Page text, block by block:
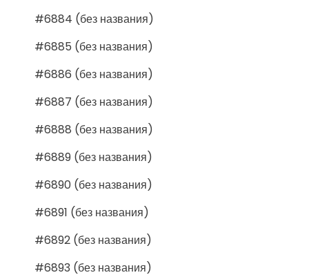
#6884 (без названия)
#6885 (без названия)
#6886 (без названия)
#6887 (без названия)
#6888 (без названия)
#6889 (без названия)
#6890 (без названия)
#6891 (без названия)
#6892 (без названия)
#6893 (без названия)